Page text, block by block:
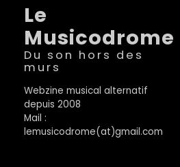
Le
Musicodrome
Du son hors des
murs
Webzine musical alternatif
depuis 2008
Mail :
lemusicodrome(at)gmail.com